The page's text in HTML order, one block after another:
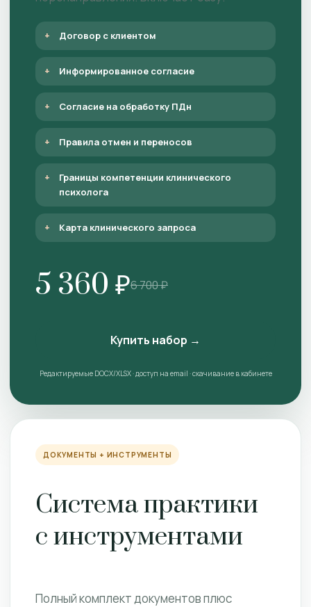
Договор с клиентом
Информированное согласие
Согласие на обработку ПДн
Правила отмен и переносов
Границы компетенции клинического
психолога
Карта клинического запроса
5 360 ₽6 700 ₽
Купить набор →
Редактируемые DOCX/XLSX · доступ на email · скачивание в кабинете
ДОКУМЕНТЫ + ИНСТРУМЕНТЫ
Система практики
с инструментами
Полный комплект документов плюс